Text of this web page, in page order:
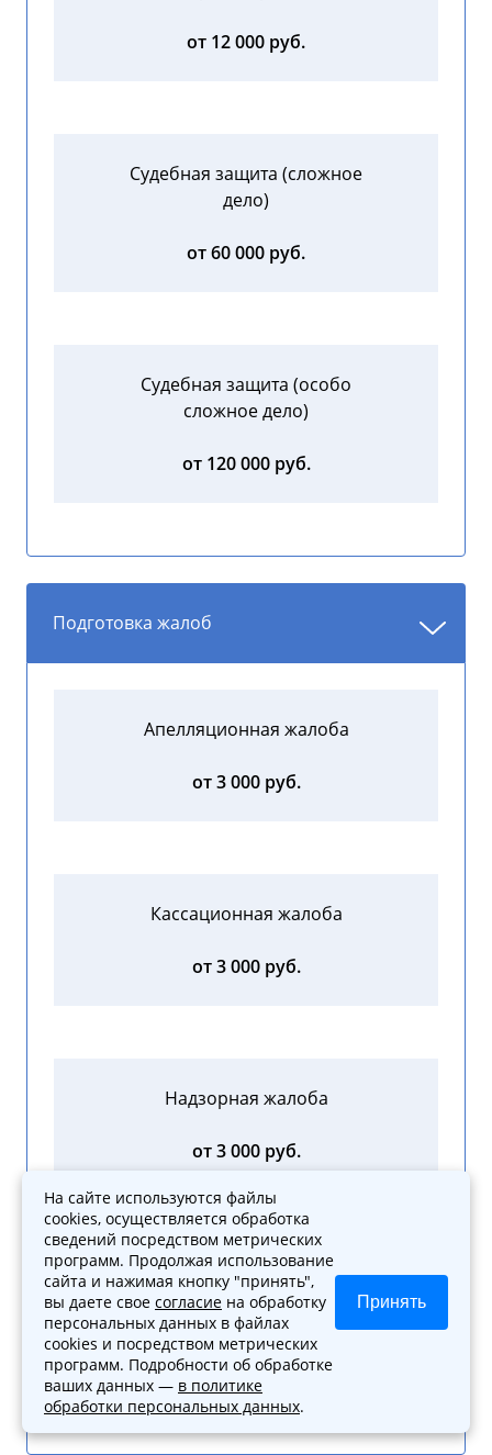
от 12 000 руб.
Судебная защита (сложное
дело)
от 60 000 руб.
Судебная защита (особо
сложное дело)
от 120 000 руб.
Подготовка жалоб
Апелляционная жалоба
от 3 000 руб.
Кассационная жалоба
от 3 000 руб.
Надзорная жалоба
от 3 000 руб.
Жалоба в прокуратуру на
неправомерные действия
от 3 000 руб.
На сайте используются файлы
cookies, осуществляется обработка
сведений посредством метрических
программ. Продолжая использование
сайта и нажимая кнопку "принять",
вы даете свое согласие на обработку
персональных данных в файлах
cookies и посредством метрических
программ. Подробности об обработке
ваших данных — в политике
обработки персональных данных.
Принять